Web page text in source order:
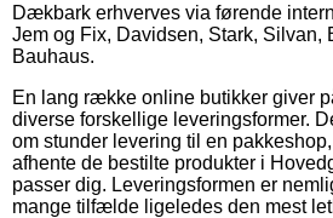
Dækbark erhverves via førende
Jem og Fix, Davidsen, Stark, Silvan,
Bauhaus.
En lang række online butikker giver
diverse forskellige leveringsformer.
om stunder levering til en
afhente de bestilte produkter i
passer dig. Leveringsformen er
mange tilfælde ligeledes den mest